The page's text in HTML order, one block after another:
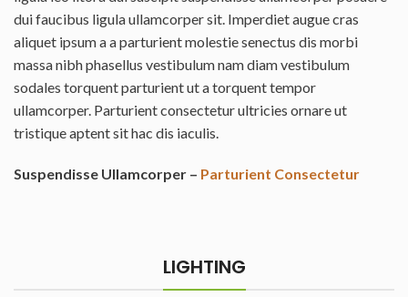
dui faucibus ligula ullamcorper sit. Imperdiet augue cras
aliquet ipsum a a parturient molestie senectus dis morbi
massa nibh phasellus vestibulum nam diam vestibulum
sodales torquent parturient ut a torquent tempor
ullamcorper. Parturient consectetur ultricies ornare ut
tristique aptent sit hac dis iaculis.
Suspendisse Ullamcorper – Parturient Consectetur
LIGHTING